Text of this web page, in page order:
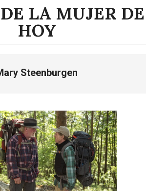
LA MUJER DE
HOY
Steenburgen